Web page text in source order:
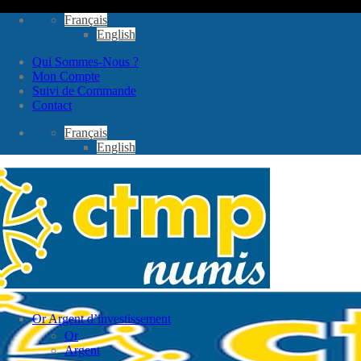
Passer
Français
English
Qui Sommes-Nous ?
Mon Compte
Suivi de Commande
Contact
Français
English
Or Argent d’investissement
Or
Argent